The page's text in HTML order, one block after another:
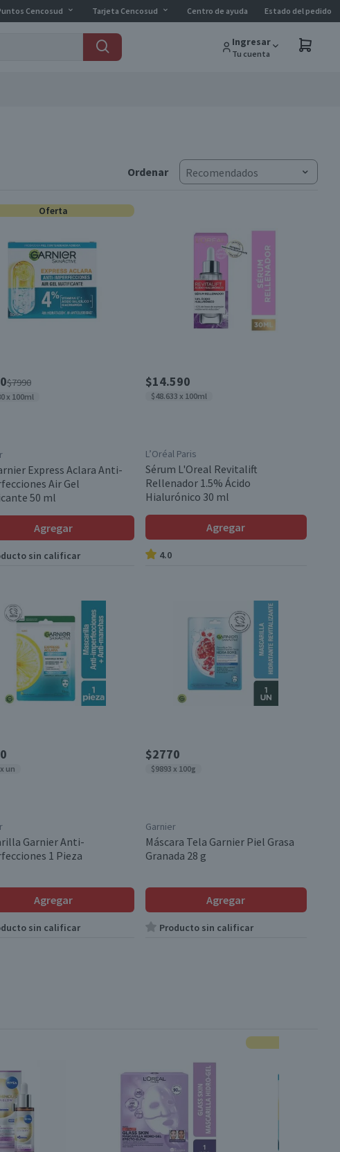
Cencosud Tarjeta Cencosud Centro de ayuda Estado del pedido
Ingresar
Tu cuenta
Ordenar Recomendados
Oferta
$7990
x 100ml
Express Aclara Anti-
Air Gel
50 ml
Agregar
sin calificar
$14.590
$48.633 x 100ml
L’Oréal Paris
Sérum L'Oreal Revitalift
Rellenador 1.5% Ácido
Hialurónico 30 ml
Agregar
4.0
un
Garnier Anti-
1 Pieza
Agregar
sin calificar
$2770
$9893 x 100g
Garnier
Máscara Tela Garnier Piel Grasa
Granada 28 g
Agregar
Producto sin calificar